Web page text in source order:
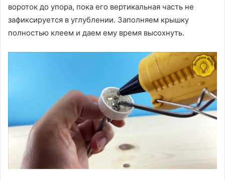
вороток до упора, пока его вертикальная часть не
зафиксируется в углублении. Заполняем крышку
полностью клеем и даем ему время высохнуть.